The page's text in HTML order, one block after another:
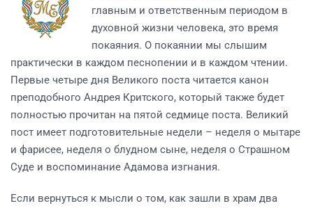
главным и ответственным периодом в
духовной жизни человека, это время
покаяния. О покаянии мы слышим
практически в каждом песнопении и в каждом чтении.
Первые четыре дня Великого поста читается канон
преподобного Андрея Критского, который также будет
полностью прочитан на пятой седмице поста. Великий
пост имеет подготовительные недели – неделя о мытаре
и фарисее, неделя о блудном сыне, неделя о Страшном
Суде и воспоминание Адамова изгнания.
Если вернуться к мысли о том, как зашли в храм два